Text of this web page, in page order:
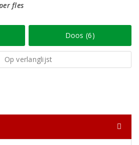
fles
Doos (6)
Op verlanglijst